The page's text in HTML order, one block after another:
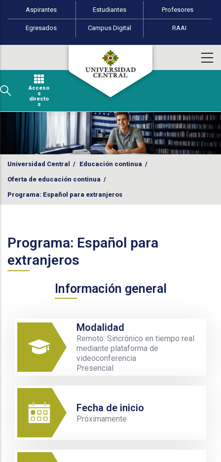
Pasar al contenido principal
Perfiles de usuario
Aspirantes Estudiantes Profesores
Egresados Campus Digital RAAI
Acceso
s
directo
s
Universidad Central / Educación continua /
Oferta de educación continua /
Programa: Español para extranjeros
Programa: Español para
extranjeros
Información general
Modalidad
Remoto: Sincrónico en tiempo real
mediante plataforma de
videoconferencia
Presencial
Fecha de inicio
Próximamente